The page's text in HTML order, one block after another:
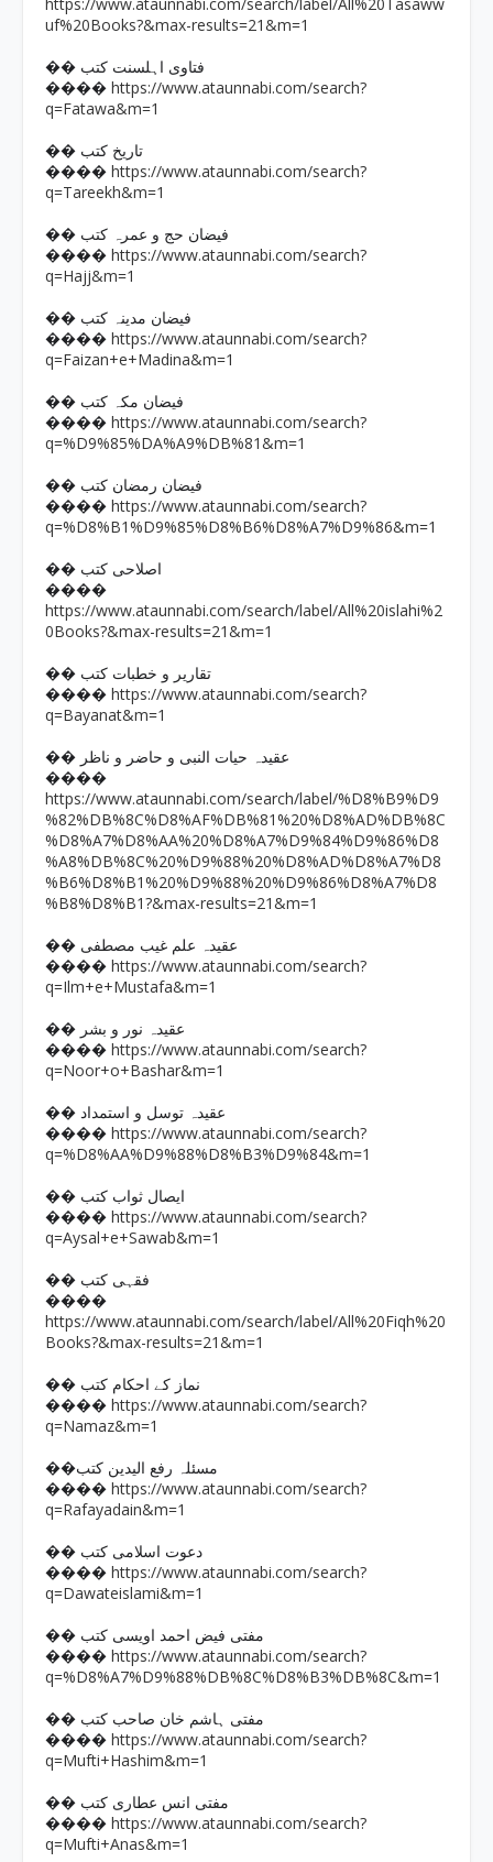
uf%20Books?&max-results=21&m=1
�� فتاوی اہلسنت کتب
���� https://www.ataunnabi.com/search?
q=Fatawa&m=1
�� تاریخ کتب
���� https://www.ataunnabi.com/search?
q=Tareekh&m=1
�� فیضان حج و عمرہ کتب
���� https://www.ataunnabi.com/search?
q=Hajj&m=1
�� فیضان مدینہ کتب
���� https://www.ataunnabi.com/search?
q=Faizan+e+Madina&m=1
�� فیضان مکہ کتب
���� https://www.ataunnabi.com/search?
q=%D9%85%DA%A9%DB%81&m=1
�� فیضان رمضان کتب
���� https://www.ataunnabi.com/search?
q=%D8%B1%D9%85%D8%B6%D8%A7%D9%86&m=1
�� اصلاحی کتب
����
https://www.ataunnabi.com/search/label/All%20islahi%2
0Books?&max-results=21&m=1
�� تقاریر و خطبات کتب
���� https://www.ataunnabi.com/search?
q=Bayanat&m=1
�� عقیدہ حیات النبی و حاضر و ناظر
����
https://www.ataunnabi.com/search/label/%D8%B9%D9
%82%DB%8C%D8%AF%DB%81%20%D8%AD%DB%8C
%D8%A7%D8%AA%20%D8%A7%D9%84%D9%86%D8
%A8%DB%8C%20%D9%88%20%D8%AD%D8%A7%D8
%B6%D8%B1%20%D9%88%20%D9%86%D8%A7%D8
%B8%D8%B1?&max-results=21&m=1
�� عقیدہ علم غیب مصطفی
���� https://www.ataunnabi.com/search?
q=Ilm+e+Mustafa&m=1
�� عقیدہ نور و بشر
���� https://www.ataunnabi.com/search?
q=Noor+o+Bashar&m=1
�� عقیدہ توسل و استمداد
���� https://www.ataunnabi.com/search?
q=%D8%AA%D9%88%D8%B3%D9%84&m=1
�� ایصال ثواب کتب
���� https://www.ataunnabi.com/search?
q=Aysal+e+Sawab&m=1
�� فقہی کتب
����
https://www.ataunnabi.com/search/label/All%20Fiqh%20
Books?&max-results=21&m=1
�� نماز کے احکام کتب
���� https://www.ataunnabi.com/search?
q=Namaz&m=1
��مسئلہ رفع الیدین کتب
���� https://www.ataunnabi.com/search?
q=Rafayadain&m=1
�� دعوت اسلامی کتب
���� https://www.ataunnabi.com/search?
q=Dawateislami&m=1
�� مفتی فیض احمد اویسی کتب
���� https://www.ataunnabi.com/search?
q=%D8%A7%D9%88%DB%8C%D8%B3%DB%8C&m=1
�� مفتی ہاشم خان صاحب کتب
���� https://www.ataunnabi.com/search?
q=Mufti+Hashim&m=1
�� مفتی انس عطاری کتب
���� https://www.ataunnabi.com/search?
q=Mufti+Anas&m=1